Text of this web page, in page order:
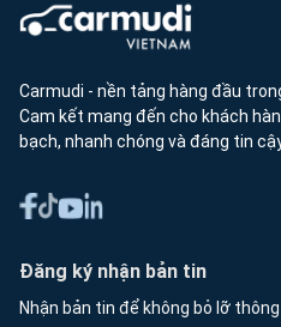
Carmudi - nền tảng hàng đầu
Cam kết mang đến cho khách
bạch, nhanh chóng và đáng tin
Đăng ký nhận bản tin
Nhận bản tin để không bỏ lỡ